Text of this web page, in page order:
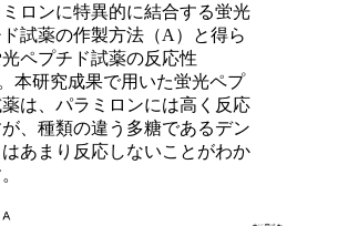
ロンに特異的に結合する蛍光
試薬の作製方法（A）と得ら
ペプチド試薬の反応性
。本研究成果で用いた蛍光ペプ
は、パラミロンには高く反応
が、種類の違う多糖であるデン
あまり反応しないことがわか